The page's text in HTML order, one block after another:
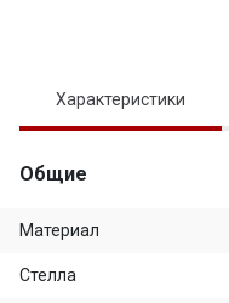
Характеристики
Общие
Материал
Стелла